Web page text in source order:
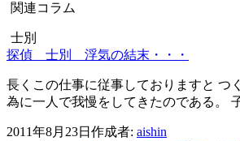
ー
シ
ョ
ン
関連コラム
士別
探偵 士別 浮気の結末・・・
長くこの仕事に従事しておりますと つ
為に一人で我慢をしてきたのである。
2011年8月23日 作成者: aishin